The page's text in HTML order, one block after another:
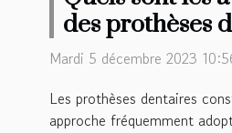
des prothèses
Mardi 5 décembre 2023
Les prothèses dentaires
approche fréquemment